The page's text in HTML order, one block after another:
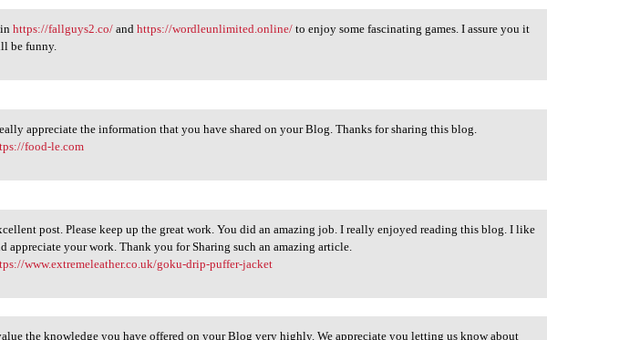
https://fallguys2.co/
https://fallguys2.co/ andhttps://wordleunlimited.online/ to enjoy some fascinating games. I assure you it
be funny.
appreciate the
appreciate the information that you have shared on your Blog. Thanks for sharing this blog.
food-le.com
post. Please keep
post. Please keep up the great work. You did an amazing job. I really enjoyed reading this blog. I like
appreciate your work. Thank you for Sharing such an amazing article.
www.extremeleather.co.uk/goku-drip-puffer-jacket
the knowledge you have offered on your Blog very highly. We appreciate you letting us know about